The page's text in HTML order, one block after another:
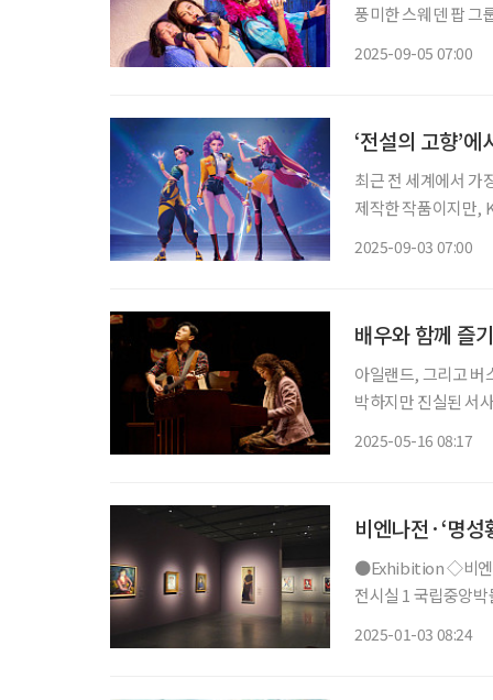
풍미한 스웨덴 팝 그룹 ABBA(아바)의 명곡과 함께하며, 젊은 시절의 사랑, 우정, 꿈을 떠올리
2025-09-05 07:00
‘전설의 고향’
최근 전 세계에서 가
제작한 작품이지만,
2025-09-03 07:00
배우와 함께 즐
아일랜드, 그리고 버
박하지만 진실된 서
2025-05-16 08:17
비엔나전·‘명
●Exhibition ◇비엔나 1900, 꿈꾸는 예술가들 일정 3월 3일까지 장소 국립중앙박물관 특별
전시실 1 국립중앙
2025-01-03 08:24